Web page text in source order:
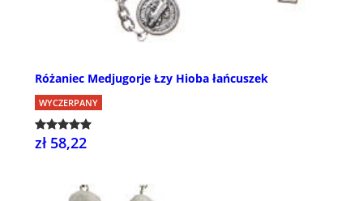
Różaniec Medjugorje Łzy Hioba łańcuszek
WYCZERPANY
zł 58,22